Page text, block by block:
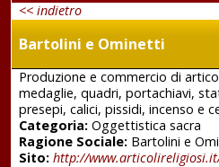
<< indietro
Bartolini e Ominetti
Produzione e commercio di
medaglie, quadri, portachiavi,
presepi, calici, pissidi, incenso e
Categoria:Oggettistica sacra
Ragione Sociale:Bartolini e
Sito: http://